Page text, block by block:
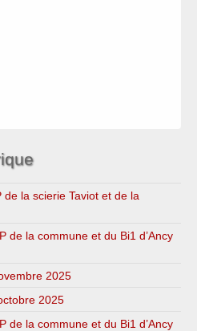
la scierie Taviot et de la
de la commune et du Bi1 d’Ancy
2025
2025
de la commune et du Bi1 d’Ancy